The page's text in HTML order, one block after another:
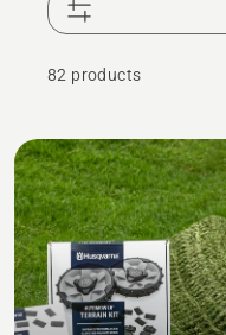
82 products
Kaikki
tuotteet